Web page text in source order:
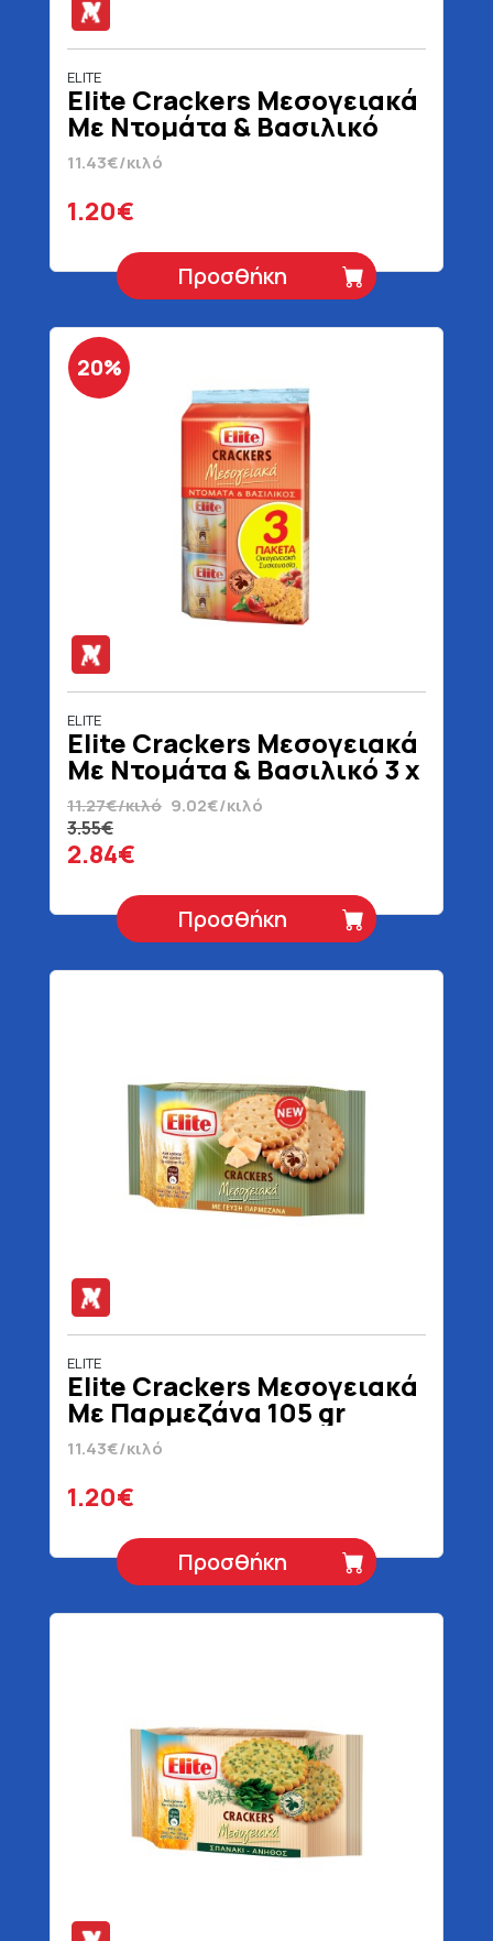
ELITE
Elite Crackers Μεσογειακά
Με Ντομάτα & Βασιλικό
105 gr
11.43€/κιλό
1.20€
Προσθήκη
20%
ELITE
Elite Crackers Μεσογειακά
Με Ντομάτα & Βασιλικό 3 x
105 gr
11.27€/κιλό 9.02€/κιλό
3.55€
2.84€
Προσθήκη
ELITE
Elite Crackers Μεσογειακά
Με Παρμεζάνα 105 gr
11.43€/κιλό
1.20€
Προσθήκη